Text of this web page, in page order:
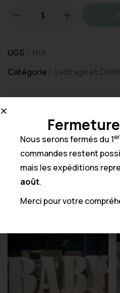
UGS : N/A
Catégorie : Lettrage et
DESCRIPTION DU PRODUIT
Nous serons fermés du 1er
commandes restent
mais les expéditions
août.
Merci pour votre